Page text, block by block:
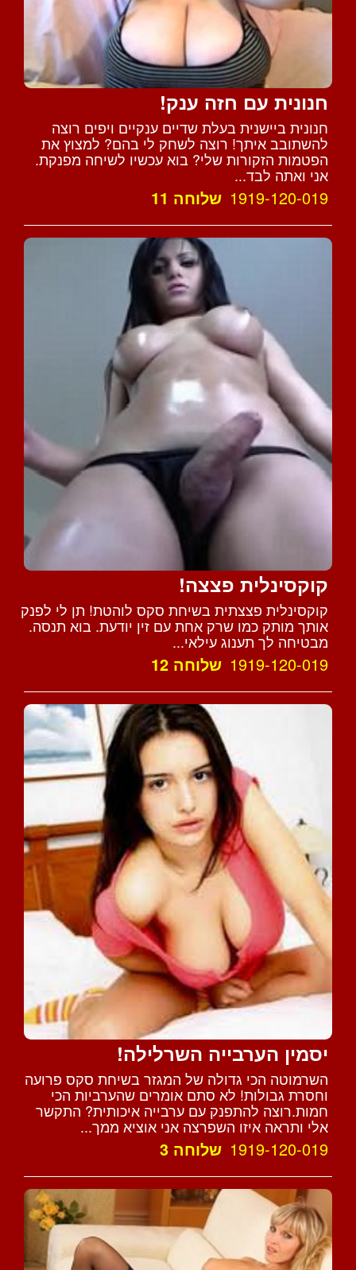
חנונית עם חזה ענק!
חנונית ביישנית בעלת שדיים ענקיים ויפים רוצה
להשתובב איתך! רוצה לשחק לי בהם? למצוץ את
הפטמות הזקורות שלי? בוא עכשיו לשיחה מפנקת.
אני ואתה לבד...
1919-120-019 שלוחה 11
קוקסינלית פצצה!
קוקסינלית פצצתית בשיחת סקס לוהטת! תן לי לפנק
אותך מותק כמו שרק אחת עם זין יודעת. בוא תנסה.
מבטיחה לך תענוג עילאי...
1919-120-019 שלוחה 12
יסמין הערבייה השרלילה!
השרמוטה הכי גדולה של המגזר בשיחת סקס פרועה
וחסרת גבולות! לא סתם אומרים שהערביות הכי
חמות.רוצה להתפנק עם ערבייה איכותית? התקשר
אלי ותראה איזו השפרצה אני אוציא ממך...
1919-120-019 שלוחה 3